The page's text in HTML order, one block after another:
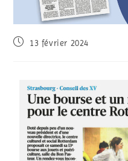
13 février 2024